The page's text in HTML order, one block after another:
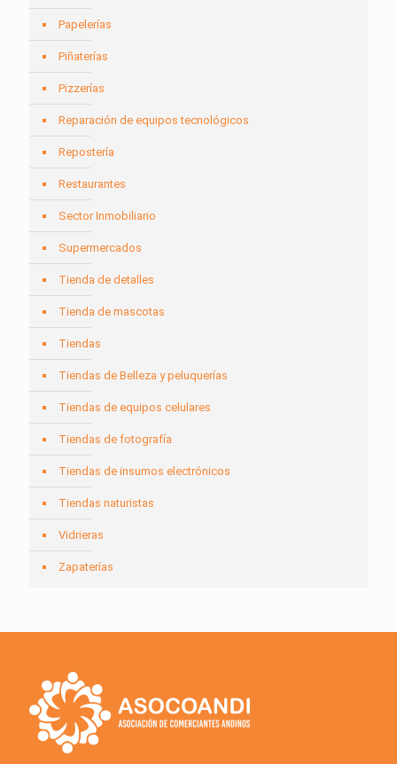
Papelerías
Piñaterías
Pizzerías
Reparación de equipos tecnológicos
Repostería
Restaurantes
Sector Inmobiliario
Supermercados
Tienda de detalles
Tienda de mascotas
Tiendas
Tiendas de Belleza y peluquerías
Tiendas de equipos celulares
Tiendas de fotografía
Tiendas de insumos electrónicos
Tiendas naturistas
Vidrieras
Zapaterías